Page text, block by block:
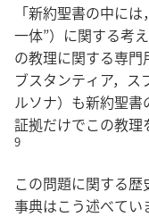
「新約聖書の中に
一体”）に関する考
の教理に関する専門
ブスタンティア，ス
ルソナ）も新約聖
証拠だけでこの教理
9
この問題に関する
事典はこう述べてい